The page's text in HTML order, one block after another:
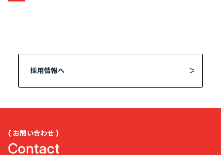
採用情報へ
{ お問い合わせ }
Contact